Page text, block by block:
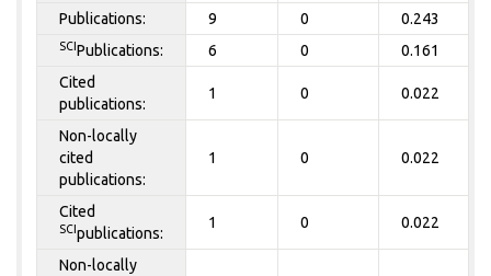
Publications: 9 0 0.243
SCIPublications: 6 0 0.161
Cited
publications:
1 0 0.022
Non-locally
cited
publications:
1 0 0.022
Cited
SCIpublications:
1 0 0.022
Non-locally